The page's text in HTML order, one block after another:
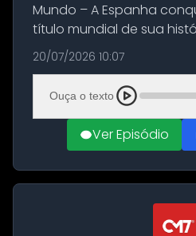
Mundo – A Espanha
título mundial de sua
Argentina por 1 a 0, neste
decisão da Copa do
de um duelo sem gols
20/07/2026 10:07
Ouça o texto
Ver Episódio